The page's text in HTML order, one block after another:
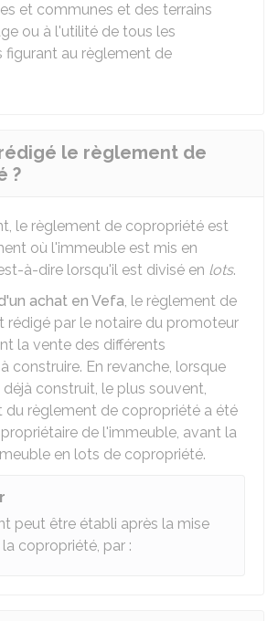
et communes et des terrains
ou à l'utilité de tous les
figurant au règlement de
le règlement de
?
le règlement de copropriété est
où l'immeuble est mis en
à-dire lorsqu'il est divisé en lots.
achat en Vefa, le règlement de
rédigé par le notaire du promoteur
la vente des différents
construire. En revanche, lorsque
construit, le plus souvent,
du règlement de copropriété a été
de l'immeuble, avant la
en lots de copropriété.
peut être établi après la mise
copropriété, par :